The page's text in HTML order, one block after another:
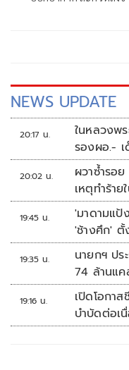
NEWS UPDATE
20:17 น.
ในหลวงพ
รองผอ.-
20:02 น.
ผวาซ้ำรอ
เหตุทำร้าย
19:45 น.
'มาดามแป้
'ช้างศึก' ตั้
19:35 น.
นายกฯ ปร
74 ล้านแค
19:16 น.
เปิดโอกา
บำบัดต่อเ